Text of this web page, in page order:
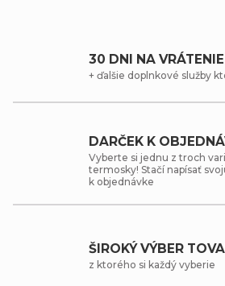
30 DNI NA
+ ďalšie doplnkové služby
DARČEK K
Vyberte si jednu z troch
termosky! Stačí napísať
k objednávke
ŠIROKÝ VÝBER
z ktorého si každý vyberie